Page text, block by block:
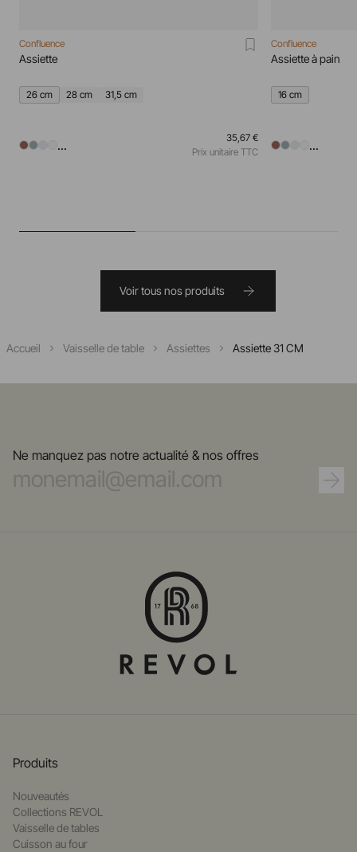
Confluence
Assiette
26 cm 28 cm 31,5 cm
...
35,67 €
Prix unitaire TTC
Confluence
Assiette à pain
16 cm
...
Voir tous nos produits
Accueil Vaisselle de table Assiettes Assiette 31 CM
Ne manquez pas notre actualité & nos offres
Produits
Nouveautés
Collections REVOL
Vaisselle de tables
Cuisson au four